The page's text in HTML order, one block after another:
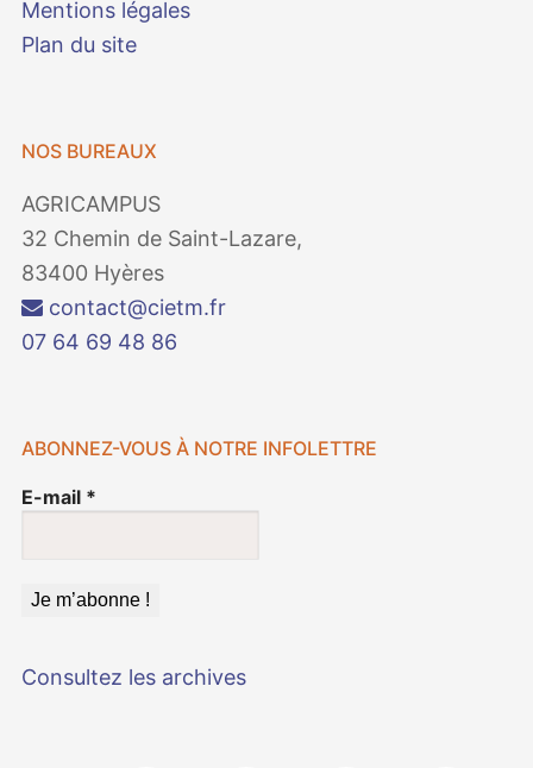
Mentions légales
Plan du site
NOS BUREAUX
AGRICAMPUS
32 Chemin de Saint-Lazare,
83400 Hyères
contact@cietm.fr
07 64 69 48 86
ABONNEZ-VOUS À NOTRE INFOLETTRE
E-mail *
Consultez les archives